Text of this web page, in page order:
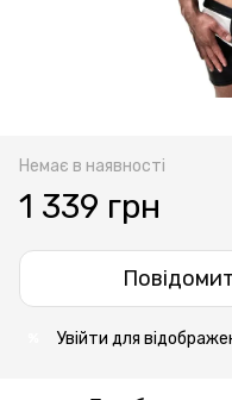
Немає в наявності
1 339 грн
Увійти для